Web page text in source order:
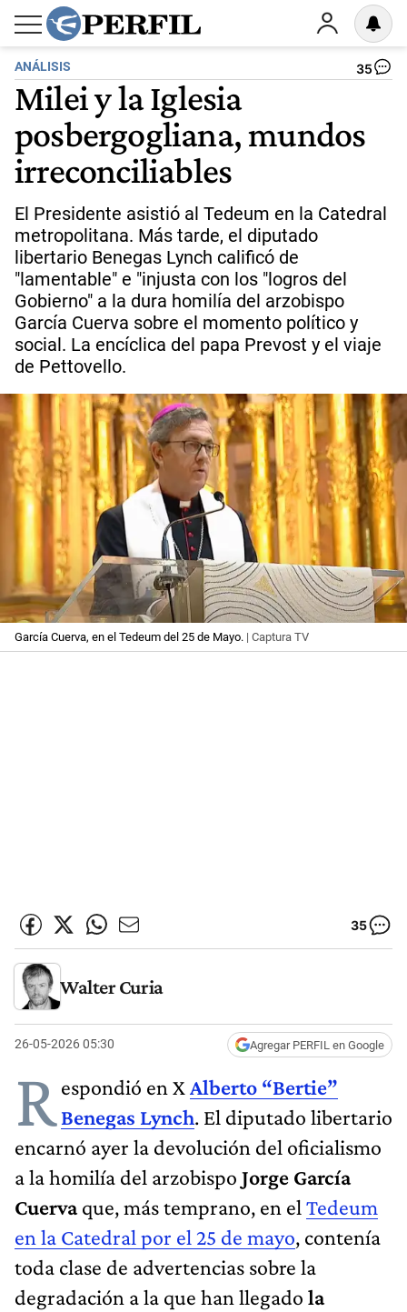
ANÁLISIS 35
Milei y la Iglesia
posbergogliana, mundos
irreconciliables
El Presidente asistió al Tedeum en la Catedral
metropolitana. Más tarde, el diputado
libertario Benegas Lynch calificó de
"lamentable" e "injusta con los "logros del
Gobierno" a la dura homilía del arzobispo
García Cuerva sobre el momento político y
social. La encíclica del papa Prevost y el viaje
de Pettovello.
García Cuerva, en el Tedeum del 25 de Mayo. | Captura TV
35
Walter Curia
26-05-2026 05:30 Agregar PERFIL en Google
Respondió en X Alberto “Bertie”
Benegas Lynch. El diputado libertario
encarnó ayer la devolución del oficialismo
a la homilía del arzobispo Jorge García
Cuervaque, más temprano, en el Tedeum
en la Catedral por el 25 de mayo, contenía
toda clase de advertencias sobre la
degradación a la que han llegado la